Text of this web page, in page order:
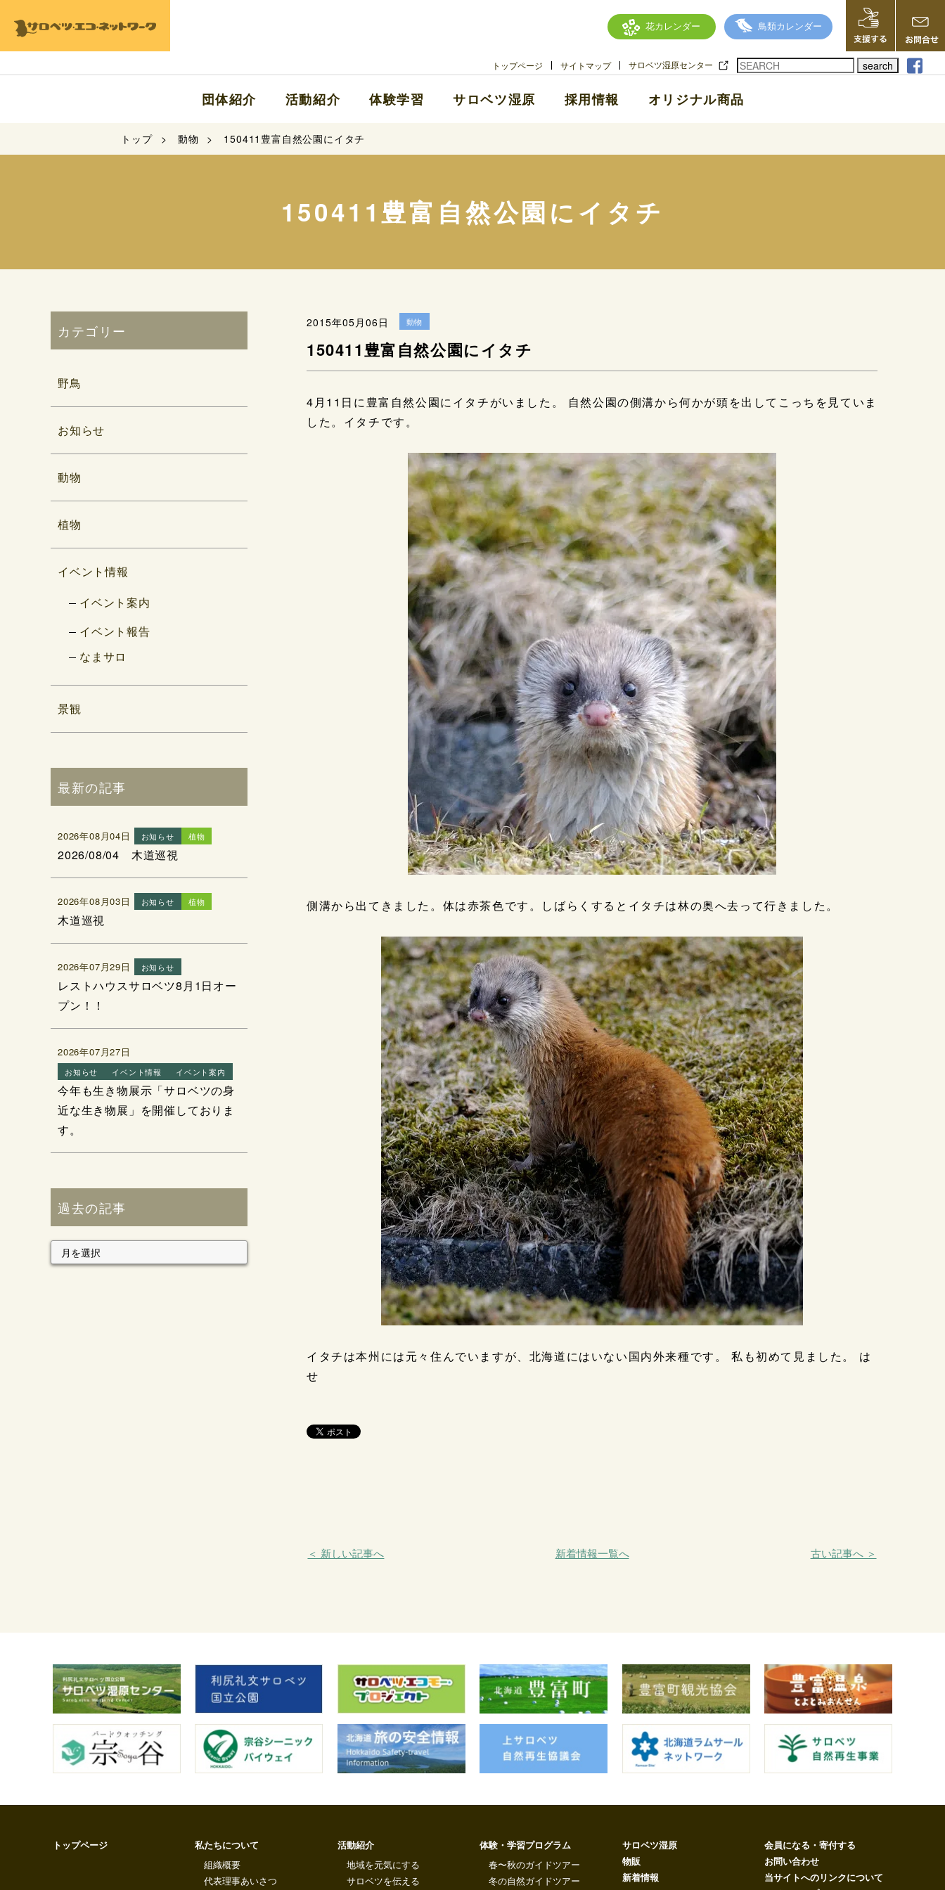
花カレンダー 鳥類カレンダー
トップページ サイトマップ サロベツ湿原センター search
団体紹介 活動紹介 体験学習 サロベツ湿原 採用情報 オリジナル商品
トップ 動物 150411豊富自然公園にイタチ
150411豊富自然公園にイタチ
2015年05月06日 動物
150411豊富自然公園にイタチ
4月11日に豊富自然公園にイタチがいました。 自然公園の側溝から何かが頭を出してこっちを見ていま
した。イタチです。
側溝から出てきました。体は赤茶色です。しばらくするとイタチは林の奥へ去って行きました。
イタチは本州には元々住んでいますが、北海道にはいない国内外来種です。 私も初めて見ました。 は
せ
＜ 新しい記事へ 新着情報一覧へ 古い記事へ ＞
カテゴリー
野鳥
お知らせ
動物
植物
イベント情報
イベント案内
イベント報告
なまサロ
景観
最新の記事
2026年08月04日 お知らせ 植物
2026/08/04 木道巡視
2026年08月03日 お知らせ 植物
木道巡視
2026年07月29日 お知らせ
レストハウスサロベツ8月1日オー
プン！！
2026年07月27日
お知らせ イベント情報 イベント案内
今年も生き物展示「サロベツの身
近な生き物展」を開催しておりま
す。
過去の記事
トップページ
私たちについて
組織概要
代表理事あいさつ
活動紹介
地域を元気にする
サロベツを伝える
体験・学習プログラム
春〜秋のガイドツアー
冬の自然ガイドツアー
サロベツ湿原
物販
新着情報
会員になる・寄付する
お問い合わせ
当サイトへのリンクについて